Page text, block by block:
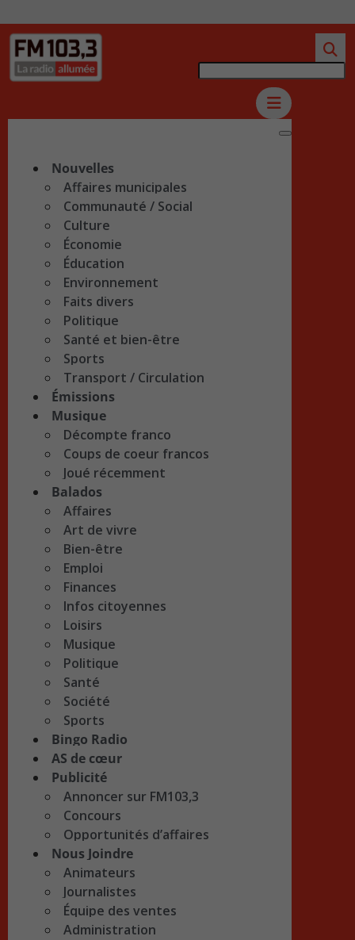
Nouvelles
Affaires municipales
Communauté / Social
Culture
Économie
Éducation
Environnement
Faits divers
Politique
Santé et bien-être
Sports
Transport / Circulation
Émissions
Musique
Décompte franco
Coups de coeur francos
Joué récemment
Balados
Affaires
Art de vivre
Bien-être
Emploi
Finances
Infos citoyennes
Loisirs
Musique
Politique
Santé
Société
Sports
Bingo Radio
AS de cœur
Publicité
Annoncer sur FM103,3
Concours
Opportunités d’affaires
Nous Joindre
Animateurs
Journalistes
Équipe des ventes
Administration